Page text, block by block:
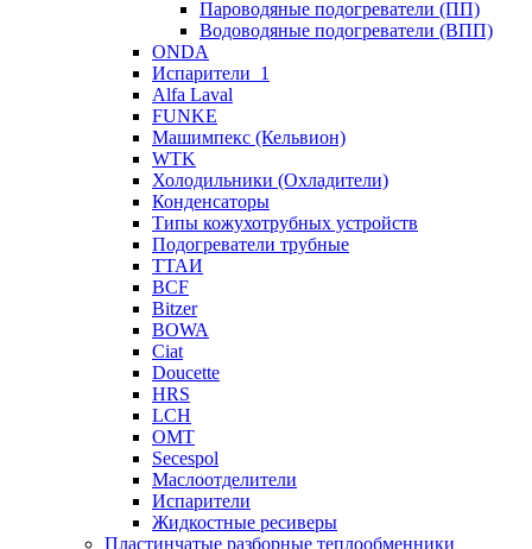
Пароводяные подогреватели (ПП)
Водоводяные подогреватели (ВПП)
ONDA
Испарители_1
Alfa Laval
FUNKE
Машимпекс (Кельвион)
WTK
Холодильники (Охладители)
Конденсаторы
Типы кожухотрубных устройств
Подогреватели трубные
ТТАИ
BCF
Bitzer
BOWA
Ciat
Doucette
HRS
LCH
OMT
Secespol
Маслоотделители
Испарители
Жидкостные ресиверы
Пластинчатые разборные теплообменники